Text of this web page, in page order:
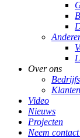
Over ons
Video
Nieuws
Projecten
Neem